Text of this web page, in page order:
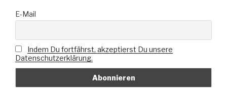
E-Mail
Indem Du fortfährst, akzeptierst Du unsere
Datenschutzerklärung.